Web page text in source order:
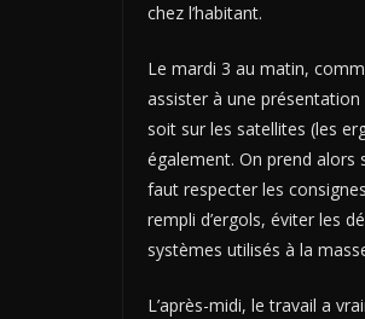
chez l’habitant.
Le mardi 3 au matin,
assister à une
soit sur les satellites (les
également. On prend alors
faut respecter les
rempli d’ergols, éviter les
systèmes utilisés à la
L’après-midi, le travail a